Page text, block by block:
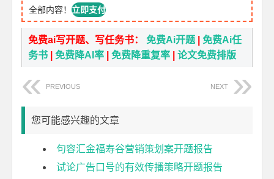
全部内容！立即支付
免费ai写开题、写任务书：免费Ai开题 |免费Ai任
务书 |免费降AI率 |免费降重复率 |论文免费排版
PREVIOUS NEXT
您可能感兴趣的文章
句容汇金福寿谷营销策划案开题报告
试论广告口号的有效传播策略开题报告